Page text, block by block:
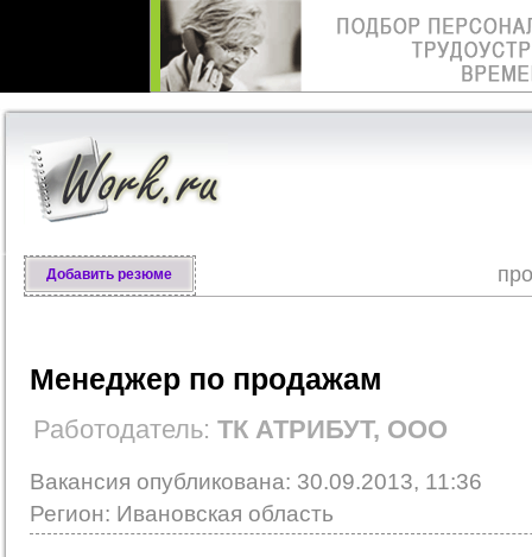
Добавить резюме
Менеджер по продажам
Работодатель: ТК АТРИБУТ, ООО
Вакансия опубликована: 30.09.2013, 11:36
Регион: Ивановская область